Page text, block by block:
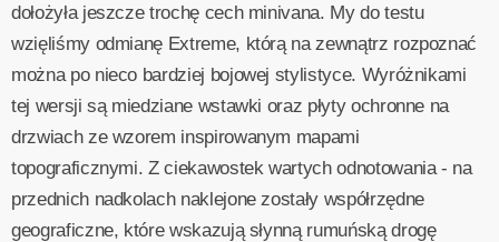
dołożyła jeszcze trochę cech minivana. My do testu
wzięliśmy odmianę Extreme, którą na zewnątrz rozpoznać
można po nieco bardziej bojowej stylistyce. Wyróżnikami
tej wersji są miedziane wstawki oraz płyty ochronne na
drzwiach ze wzorem inspirowanym mapami
topograficznymi. Z ciekawostek wartych odnotowania - na
przednich nadkolach naklejone zostały współrzędne
geograficzne, które wskazują słynną rumuńską drogę